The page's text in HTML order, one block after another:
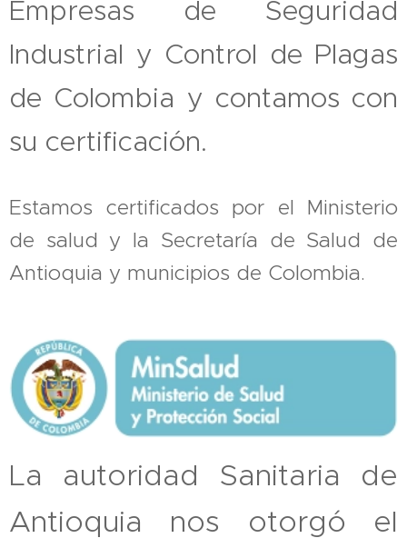
Empresas de Seguridad
Industrial y Control de Plagas
de Colombia y contamos con
su certificación.
Estamos certificados por el Ministerio
de salud y la Secretaría de Salud de
Antioquia y municipios de Colombia.
La autoridad Sanitaria de
Antioquia nos otorgó el